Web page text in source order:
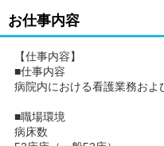
お仕事内容
【仕事内容】
■仕事内容
病院内における看護業務およ
■職場環境
病床数